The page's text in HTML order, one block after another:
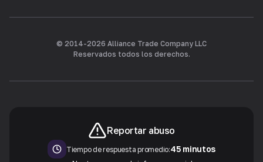
© 2014-2026 Alliance Trade Company LLC
Reservados todos los derechos.
Reportar abuso
Tiempo de respuesta promedio:45 minutos